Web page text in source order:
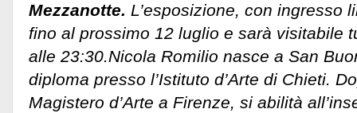
Mezzanotte. L’esposizione, con ingresso
fino al prossimo 12 luglio e sarà visitabile
alle 23:30.Nicola Romilio nasce a San
diploma presso l’Istituto d’Arte di Chieti.
Magistero d’Arte a Firenze, si abilità